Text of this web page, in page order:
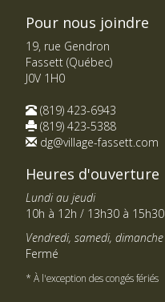
Pour nous joindre
19, rue Gendron
Fassett (Québec)
J0V 1H0
(819) 423-6943
(819) 423-5388
dg@village-fassett.com
Heures d'ouverture
Lundi au jeudi
10h à 12h / 13h30 à 15h30
Vendredi, samedi, dimanche
Fermé
* À l'exception des congés fériés